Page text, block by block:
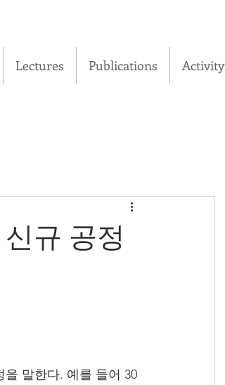
Lectures Publications Activity
규 공정
을 말한다. 예를 들어 30